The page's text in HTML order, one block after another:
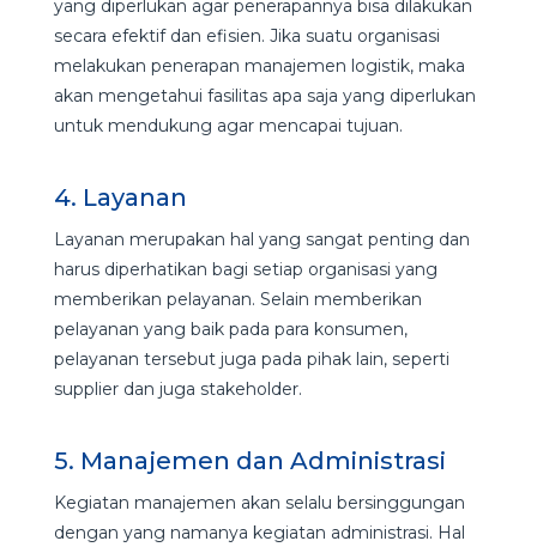
yang diperlukan agar penerapannya bisa dilakukan
secara efektif dan efisien. Jika suatu organisasi
melakukan penerapan manajemen logistik, maka
akan mengetahui fasilitas apa saja yang diperlukan
untuk mendukung agar mencapai tujuan.
4. Layanan
Layanan merupakan hal yang sangat penting dan
harus diperhatikan bagi setiap organisasi yang
memberikan pelayanan. Selain memberikan
pelayanan yang baik pada para konsumen,
pelayanan tersebut juga pada pihak lain, seperti
supplier dan juga stakeholder.
5. Manajemen dan Administrasi
Kegiatan manajemen akan selalu bersinggungan
dengan yang namanya kegiatan administrasi. Hal